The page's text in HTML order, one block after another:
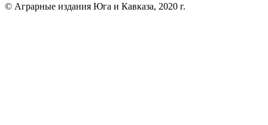
© Аграрные издания Юга и Кавказа, 2020 г.